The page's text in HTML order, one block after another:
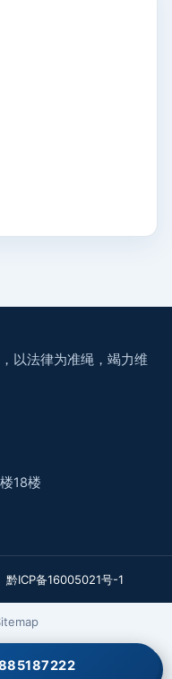
以法律为准绳，竭力维
18楼
黔ICP备16005021号-1